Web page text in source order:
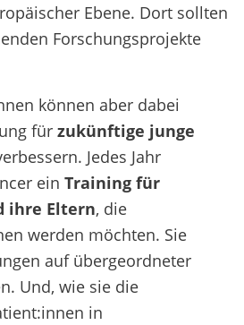
Ebene. Dort sollten
Forschungsprojekte
können aber dabei
für zukünftige junge
Jedes Jahr
ein Training für
ihre Eltern, die
werden möchten. Sie
auf übergeordneter
Und, wie sie die
in